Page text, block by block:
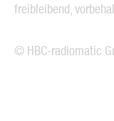
freibleibend,
© HBC-radiomatic